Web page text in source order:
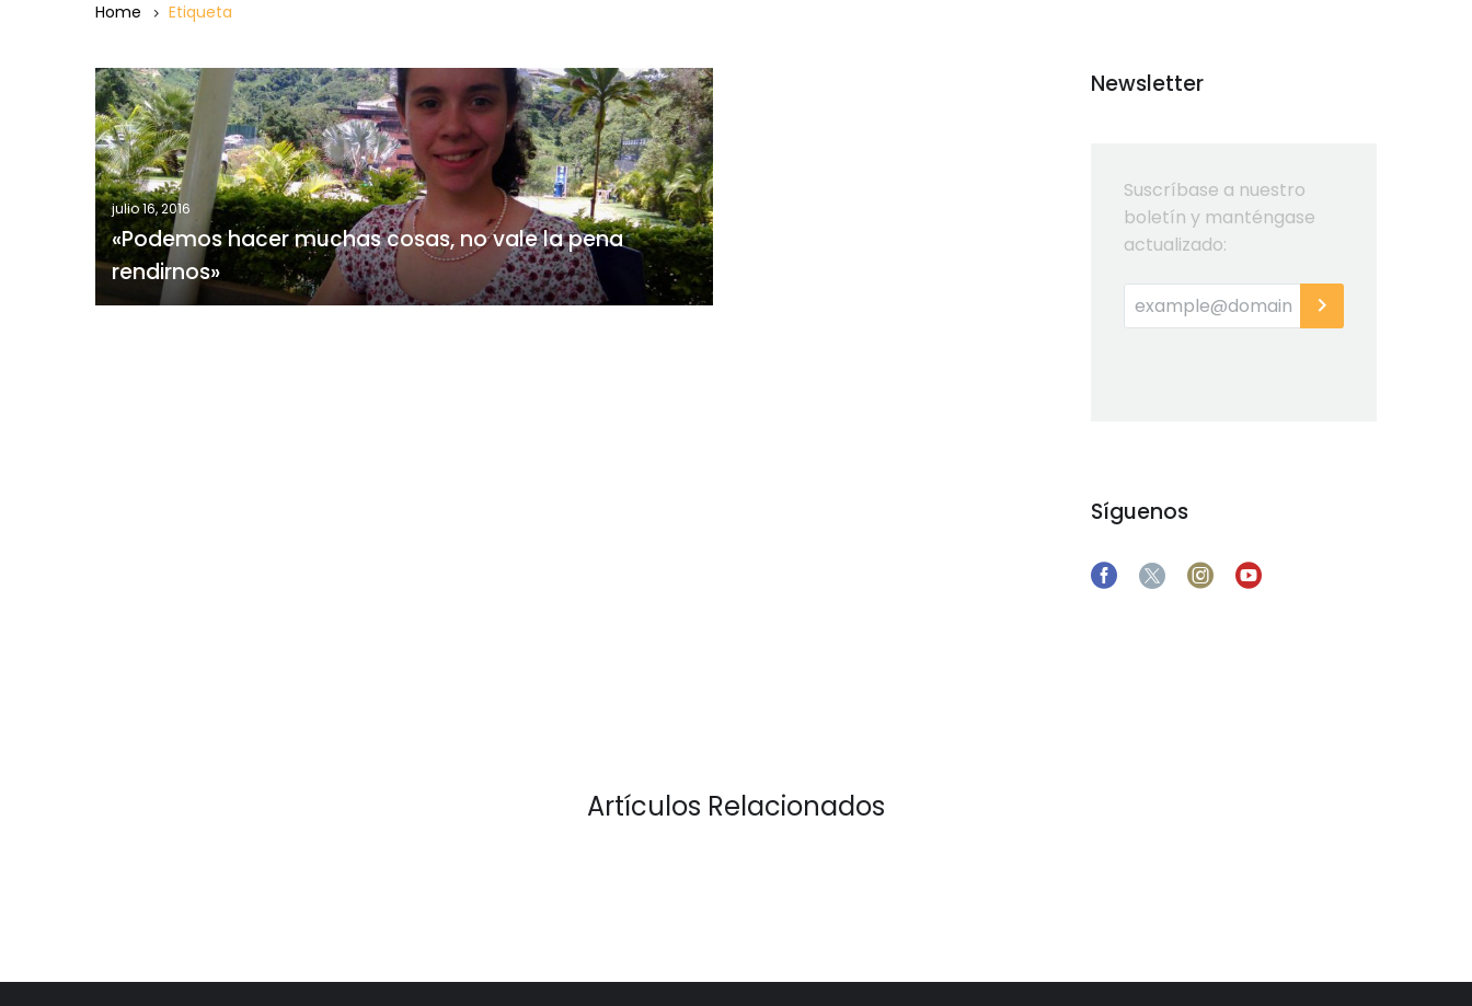
Home Etiqueta
«Podemos
hacer
muchas
cosas,
no
vale
la
pena
rendirnos»
julio 16, 2016
«Podemos hacer muchas cosas, no vale la pena
rendirnos»
Newsletter
Suscríbase a nuestro
boletín y manténgase
actualizado:
Síguenos
Artículos Relacionados